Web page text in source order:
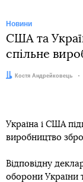
Новини
США та
спільне
Автор:Костя Андрейковець
Україна і США
виробництво
Відповідну
оборони України